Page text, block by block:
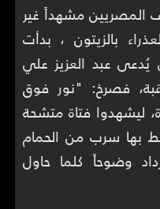
شاهد آلاف المصريين مشهداً غير
بالزيتون ، بدأت
عبد العزيز علي
فصرخ: "نور فوق
ليشهدوا فتاة متشحة
بها سرب من الحمام
وضوحاً كلما حاول